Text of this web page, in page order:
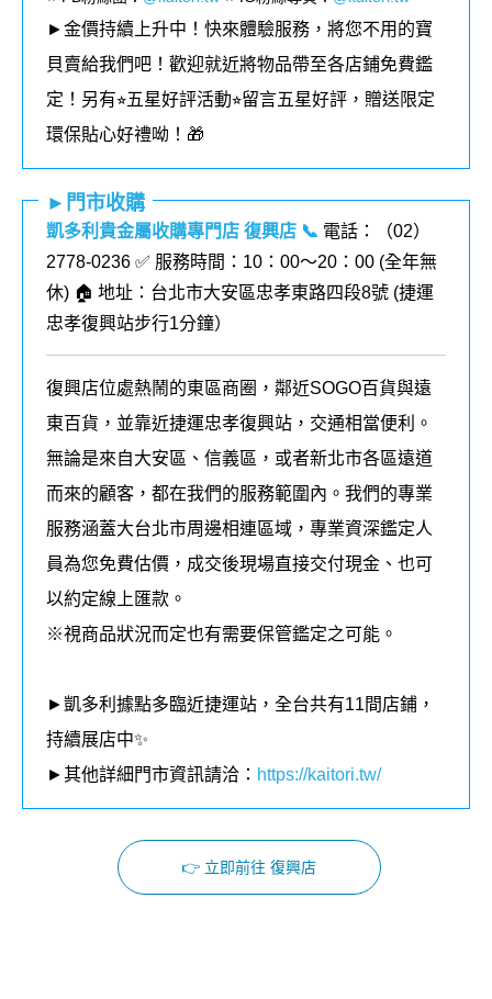
►金價持續上升中！快來體驗服務，將您不用的寶
貝賣給我們吧！歡迎就近將物品帶至各店鋪免費鑑
定！ 另有⭐︎五星好評活動⭐︎留言五星好評，贈送限定
環保貼心好禮呦！🎁
►門市收購
凱多利貴金屬收購專門店 復興店 📞 電話：（02）
2778-0236 ✅ 服務時間：10：00～20：00 (全年無
休) 🏠 地址：台北市大安區忠孝東路四段8號 (捷運
忠孝復興站步行1分鐘）
復興店位處熱鬧的東區商圈，鄰近SOGO百貨與遠
東百貨，並靠近捷運忠孝復興站，交通相當便利。
無論是來自大安區、信義區，或者新北市各區遠道
而來的顧客，都在我們的服務範圍內。我們的專業
服務涵蓋大台北市周邊相連區域， 專業資深鑑定人
員為您免費估價，成交後現場直接交付現金、也可
以約定線上匯款。
※視商品狀況而定也有需要保管鑑定之可能。
►凱多利據點多臨近捷運站，全台共有11間店鋪，
持續展店中✨
►其他詳細門市資訊請洽： https://kaitori.tw/
👉 立即前往 復興店